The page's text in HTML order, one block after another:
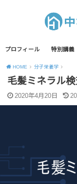
プロフィール 特別講義
HOME 分子栄養学
毛髪ミネラル
2020年4月20日